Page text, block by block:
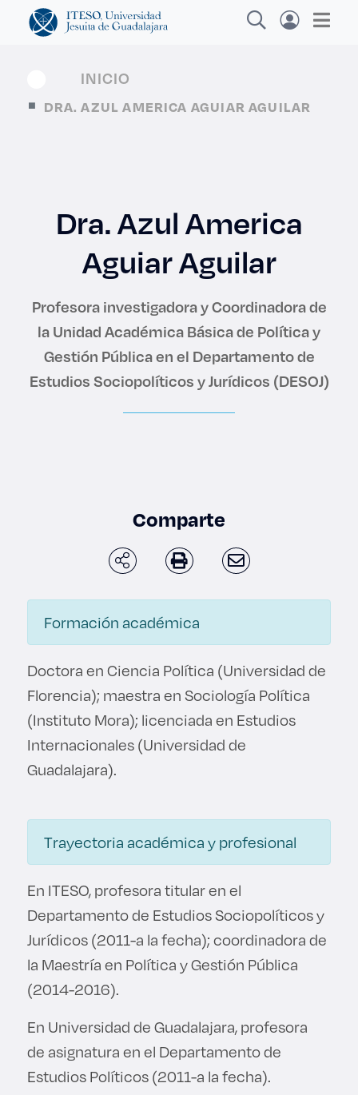
Diplomados y Cursos|
Enlaces de interés
Lo más buscado
Carreras
Derecho
Prepa ITESO
Becas
Sustentabilidad
INICIO
DRA. AZUL AMERICA AGUIAR AGUILAR
Dra. Azul America
Aguiar Aguilar
Profesora investigadora y Coordinadora de
la Unidad Académica Básica de Política y
Gestión Pública en el Departamento de
Estudios Sociopolíticos y Jurídicos (DESOJ)
Comparte
Formación académica
Doctora en Ciencia Política (Universidad de
Florencia); maestra en Sociología Política
(Instituto Mora); licenciada en Estudios
Internacionales (Universidad de
Guadalajara).
Trayectoria académica y profesional
En ITESO, profesora titular en el
Departamento de Estudios Sociopolíticos y
Jurídicos (2011-a la fecha); coordinadora de
la Maestría en Política y Gestión Pública
(2014-2016).
En Universidad de Guadalajara, profesora
de asignatura en el Departamento de
Estudios Políticos (2011-a la fecha).